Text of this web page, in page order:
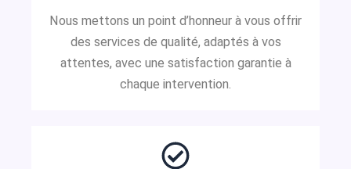
Nous mettons un point d’honneur à vous offrir
des services de qualité, adaptés à vos
attentes, avec une satisfaction garantie à
chaque intervention.